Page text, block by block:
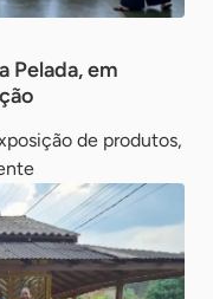
Pelada, em
de produtos,